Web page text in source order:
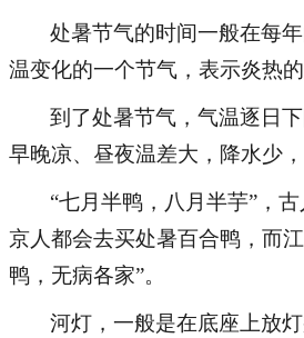
处暑节气的时间一般在每
温变化的一个节气，表示炎热的
到了处暑节气，气温逐日
早晚凉、昼夜温差大，降水少，
“七月半鸭，八月半芋”，
京人都会去买处暑百合鸭，而
鸭，无病各家”。
河灯，一般是在底座上放